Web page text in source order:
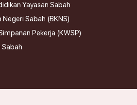
Yayasan Sabah
Negeri Sabah (BKNS)
Pekerja (KWSP)